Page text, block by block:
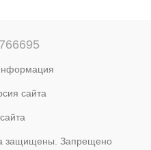
сайта
защищены. Запрещено